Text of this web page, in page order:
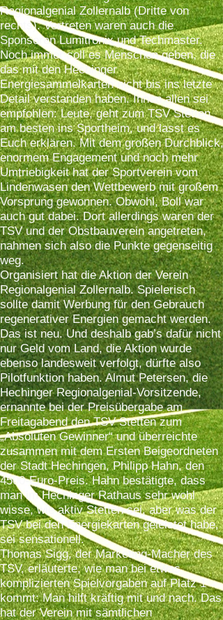
Regionalgenial Zollernalb (Dritte von
rechts). Vertreten waren auch die
Sponsoren Lumitronix und Techmaster.
Noch immer soll es Menschen geben, die
das mit den Hechinger
Energiesammelkarten nicht bis ins letzte
Detail verstanden haben. Ihnen allen sei
empfohlen: Leute, geht zum TSV Stetten,
am besten ins Sportheim, und lasst es
Euch erklären. Mit dem großen Durchblick,
enormem Engagement und noch mehr
Umtriebigkeit hat der Sportverein vom
Lindenwasen den Wettbewerb mit großem
Vorsprung gewonnen. Obwohl, Boll war
auch gut dabei. Dort allerdings waren der
TSV und der Obstbauverein angetreten,
nahmen sich also die Punkte gegenseitig
weg.
Organisiert hat die Aktion der Verein
Regionalgenial Zollernalb. Spielerisch
sollte damit Werbung für den Gebrauch
regenerativer Energien gemacht werden.
Das ist neu. Und deshalb gab’s dafür nicht
nur Geld vom Land, die Aktion wurde
ebenso landesweit verfolgt, dürfte also
Pilotfunktion haben. Almut Petersen, die
Hechinger Regionalgenial-Vorsitzende,
ernannte bei der Preisübergabe am
Freitagabend den TSV Stetten zum
„Absoluten Gewinner“ und überreichte
zusammen mit dem Ersten Beigeordneten
der Stadt Hechingen, Philipp Hahn, den
4500-Euro-Preis. Hahn bestätigte, dass
man im Hechinger Rathaus sehr wohl
wisse, wie aktiv Stetten sei, aber was der
TSV bei den Energiekarten geleistet habe,
sei sensationell.
Thomas Sigg, der Marketing-Macher des
TSV, erläuterte, wie man bei etwas
komplizierten Spielvorgaben auf Platz 1
kommt: Man hilft kräftig mit und nach. Das
hat der Verein mit sämtlichen